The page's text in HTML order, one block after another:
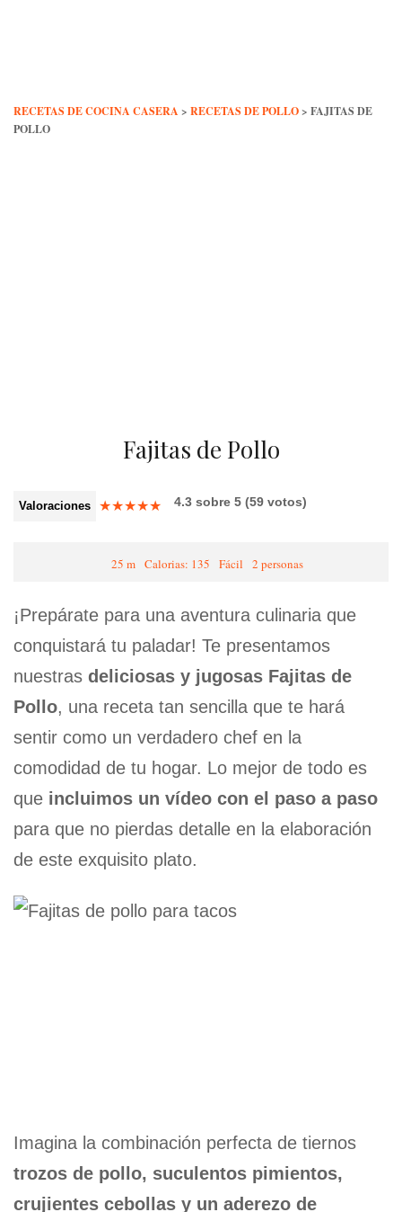
RECETAS DE COCINA CASERA > RECETAS DE POLLO> FAJITAS DE
POLLO
Fajitas de Pollo
Valoraciones ★★★★★ 4.3 sobre 5 (59 votos)
25 m Calorias: 135 Fácil 2 personas
¡Prepárate para una aventura culinaria que
conquistará tu paladar! Te presentamos
nuestras deliciosas y jugosas Fajitas de
Pollo, una receta tan sencilla que te hará
sentir como un verdadero chef en la
comodidad de tu hogar. Lo mejor de todo es
que incluimos un vídeo con el paso a paso
para que no pierdas detalle en la elaboración
de este exquisito plato.
Imagina la combinación perfecta de tiernos
trozos de pollo, suculentos pimientos,
crujientes cebollas y un aderezo de